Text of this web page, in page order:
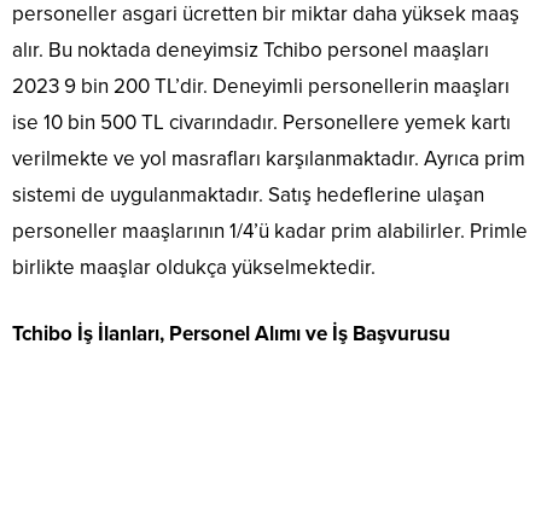
personeller asgari ücretten bir miktar daha yüksek maaş
alır. Bu noktada deneyimsiz Tchibo personel maaşları
2023 9 bin 200 TL’dir. Deneyimli personellerin maaşları
ise 10 bin 500 TL civarındadır. Personellere yemek kartı
verilmekte ve yol masrafları karşılanmaktadır. Ayrıca prim
sistemi de uygulanmaktadır. Satış hedeflerine ulaşan
personeller maaşlarının 1/4’ü kadar prim alabilirler. Primle
birlikte maaşlar oldukça yükselmektedir.
Tchibo İş İlanları, Personel Alımı ve İş Başvurusu